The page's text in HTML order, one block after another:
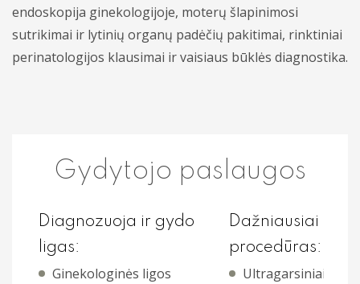
Gydytojų konsultacijos
Skiepai
Skiepai
Procedūros
Akcijos
endoskopija ginekologijoje, moterų šlapinimosi
sutrikimai ir lytinių organų padėčių pakitimai, rinktiniai
perinatologijos klausimai ir vaisiaus būklės diagnostika.
Gydytojo paslaugos
Diagnozuoja ir gydo
ligas:
Dažniausiai
procedūras:
Ginekologinės ligos
Ultragarsiniai